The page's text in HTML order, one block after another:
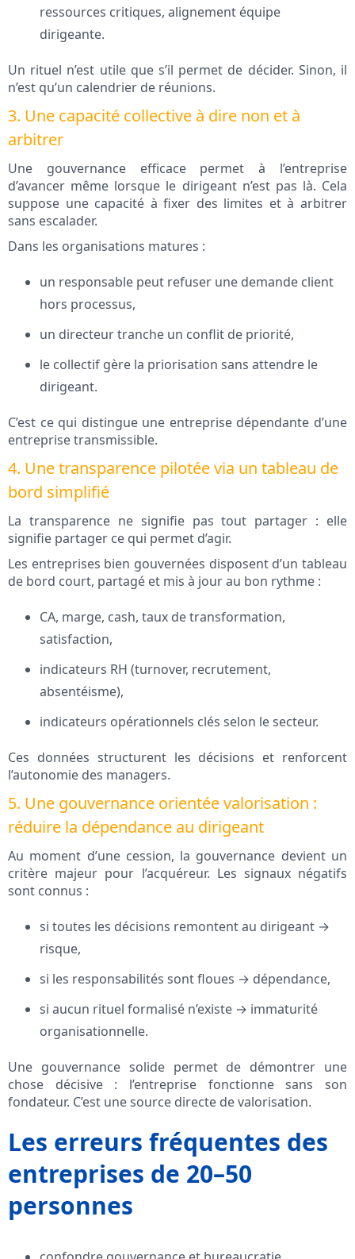
ressources critiques, alignement équipe
dirigeante.
Un rituel n’est utile que s’il permet de décider. Sinon, il
n’est qu’un calendrier de réunions.
3. Une capacité collective à dire non et à
arbitrer
Une gouvernance efficace permet à l’entreprise
d’avancer même lorsque le dirigeant n’est pas là. Cela
suppose une capacité à fixer des limites et à arbitrer
sans escalader.
Dans les organisations matures :
un responsable peut refuser une demande client
hors processus,
un directeur tranche un conflit de priorité,
le collectif gère la priorisation sans attendre le
dirigeant.
C’est ce qui distingue une entreprise dépendante d’une
entreprise transmissible.
4. Une transparence pilotée via un tableau de
bord simplifié
La transparence ne signifie pas tout partager : elle
signifie partager ce qui permet d’agir.
Les entreprises bien gouvernées disposent d’un tableau
de bord court, partagé et mis à jour au bon rythme :
CA, marge, cash, taux de transformation,
satisfaction,
indicateurs RH (turnover, recrutement,
absentéisme),
indicateurs opérationnels clés selon le secteur.
Ces données structurent les décisions et renforcent
l’autonomie des managers.
5. Une gouvernance orientée valorisation :
réduire la dépendance au dirigeant
Au moment d’une cession, la gouvernance devient un
critère majeur pour l’acquéreur. Les signaux négatifs
sont connus :
si toutes les décisions remontent au dirigeant →
risque,
si les responsabilités sont floues → dépendance,
si aucun rituel formalisé n’existe → immaturité
organisationnelle.
Une gouvernance solide permet de démontrer une
chose décisive : l’entreprise fonctionne sans son
fondateur. C’est une source directe de valorisation.
Les erreurs fréquentes des
entreprises de 20–50
personnes